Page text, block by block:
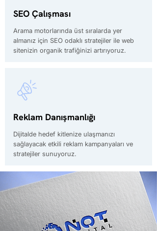
SEO Çalışması
Arama motorlarında üst sıralarda yer
almanız için SEO odaklı stratejiler ile web
sitenizin organik trafiğinizi artırıyoruz.
Reklam Danışmanlığı
Dijitalde hedef kitlenize ulaşmanızı
sağlayacak etkili reklam kampanyaları ve
stratejiler sunuyoruz.